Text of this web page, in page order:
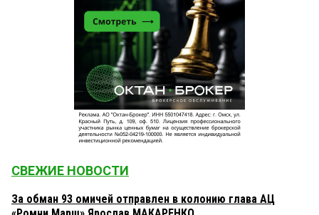
СВЕЖИЕ НОВОСТИ
За обман 93 омичей отправлен в колонию глава АЦ